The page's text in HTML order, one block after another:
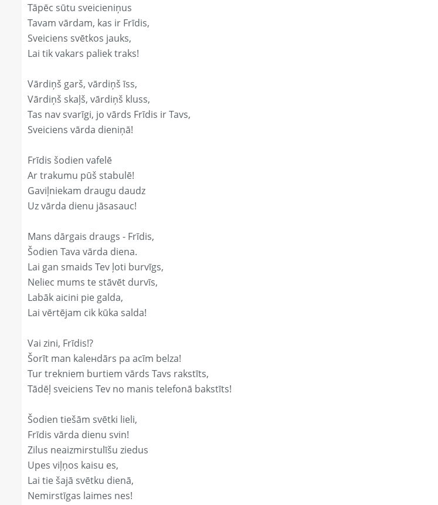
Tāpēc sūtu sveicieniņus
Tavam vārdam, kas ir Frīdis,
Sveiciens svētkos jauks,
Lai tik vakars paliek traks!
Vārdiņš garš, vārdiņš īss,
Vārdiņš skaļš, vārdiņš kluss,
Tas nav svarīgi, jo vārds Frīdis ir Tavs,
Sveiciens vārda dieniņā!
Frīdis šodien vafelē
Ar trakumu pūš stabulē!
Gaviļniekam draugu daudz
Uz vārda dienu jāsasauc!
Mans dārgais draugs - Frīdis,
Šodien Tava vārda diena.
Lai gan smaids Tev ļoti burvīgs,
Neliec mums te stāvēt durvīs,
Labāk aicini pie galda,
Lai vērtējam cik kūka salda!
Vai zini, Frīdis!?
Šorīt man kaleнdārs pa acīm belza!
Tur trekniem burtiem vārds Tavs rakstīts,
Tādēļ sveiciens Tev no manis telefonā bakstīts!
Šodien tiešām svētki lieli,
Frīdis vārda dienu svin!
Zilus neaizmirstulīšu ziedus
Upes viļņos kaisu es,
Lai tie šajā svētku dienā,
Nemirstīgas laimes nes!